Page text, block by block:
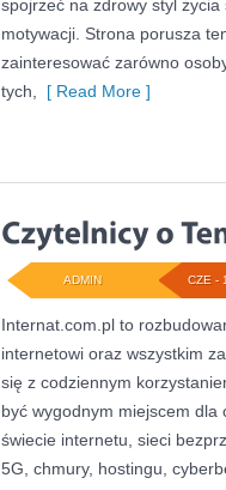
spojrzeć na zdrowy styl
motywacji. Strona porusza
zainteresować zarówno
tych,
[ Read More ]
CZE -
ADMIN
Internat.com.pl to
internetowi oraz wszystkim
się z codziennym
być wygodnym miejscem
świecie internetu, sieci
5G, chmury, hostingu,